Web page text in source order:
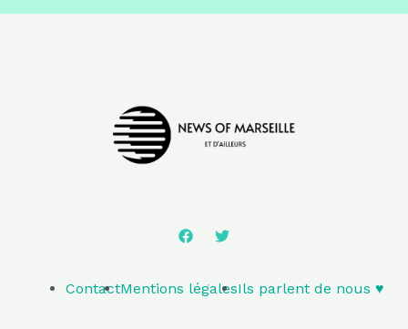
ContactMentions légalesIls parlent de nous ♥️